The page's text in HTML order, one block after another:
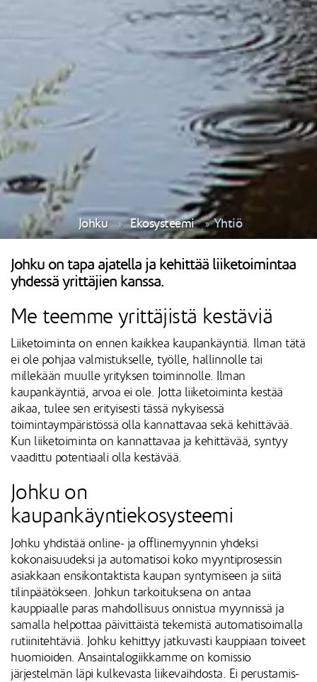
Johku Ekosysteemi Yhtiö
Johku on tapa ajatella ja kehittää liiketoimintaa
yhdessä yrittäjien kanssa.
Me teemme yrittäjistä kestäviä
Liiketoiminta on ennen kaikkea kaupankäyntiä. Ilman tätä
ei ole pohjaa valmistukselle, työlle, hallinnolle tai
millekään muulle yrityksen toiminnolle. Ilman
kaupankäyntiä, arvoa ei ole. Jotta liiketoiminta kestää
aikaa, tulee sen erityisesti tässä nykyisessä
toimintaympäristössä olla kannattavaa sekä kehittävää.
Kun liiketoiminta on kannattavaa ja kehittävää, syntyy
vaadittu potentiaali olla kestävää.
Johku on
kaupankäyntiekosysteemi
Johku yhdistää online- ja offlinemyynnin yhdeksi
kokonaisuudeksi ja automatisoi koko myyntiprosessin
asiakkaan ensikontaktista kaupan syntymiseen ja siitä
tilinpäätökseen. Johkun tarkoituksena on antaa
kauppiaalle paras mahdollisuus onnistua myynnissä ja
samalla helpottaa päivittäistä tekemistä automatisoimalla
rutiinitehtäviä. Johku kehittyy jatkuvasti kauppiaan toiveet
huomioiden. Ansaintalogiikkamme on komissio
järjestelmän läpi kulkevasta liikevaihdosta. Ei perustamis-